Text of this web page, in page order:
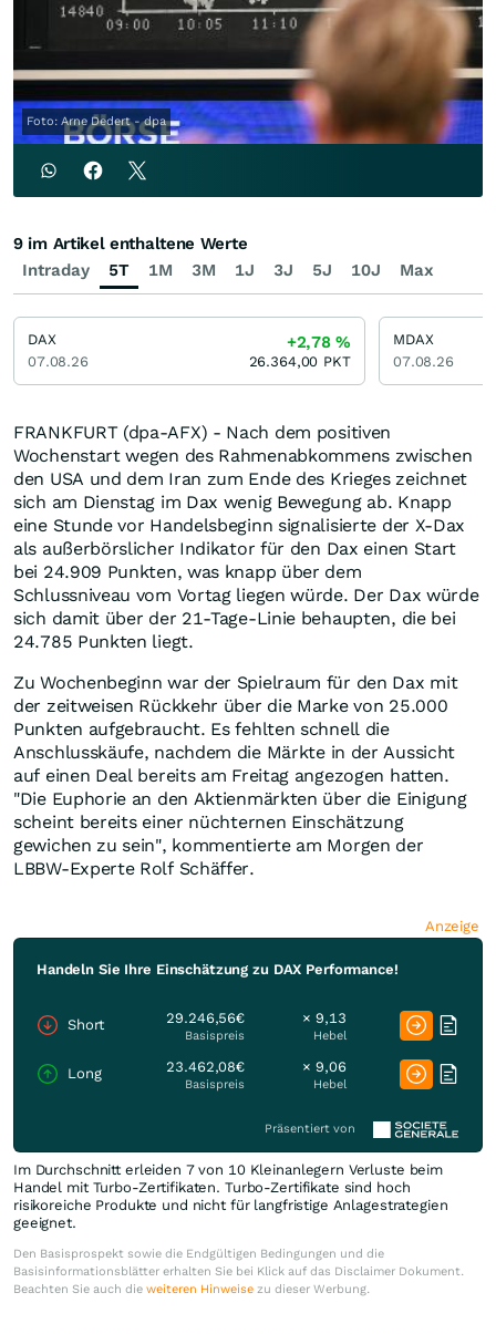
Foto: Arne Dedert - dpa
FRANKFURT (dpa-AFX) - Nach dem positiven
Wochenstart wegen des Rahmenabkommens zwischen
den USA und dem Iran zum Ende des Krieges zeichnet
sich am Dienstag im Dax wenig Bewegung ab. Knapp
eine Stunde vor Handelsbeginn signalisierte der X-Dax
als außerbörslicher Indikator für den Dax einen Start
bei 24.909 Punkten, was knapp über dem
Schlussniveau vom Vortag liegen würde. Der Dax würde
sich damit über der 21-Tage-Linie behaupten, die bei
24.785 Punkten liegt.
Zu Wochenbeginn war der Spielraum für den Dax mit
der zeitweisen Rückkehr über die Marke von 25.000
Punkten aufgebraucht. Es fehlten schnell die
Anschlusskäufe, nachdem die Märkte in der Aussicht
auf einen Deal bereits am Freitag angezogen hatten.
"Die Euphorie an den Aktienmärkten über die Einigung
scheint bereits einer nüchternen Einschätzung
gewichen zu sein", kommentierte am Morgen der
LBBW-Experte Rolf Schäffer.
Anzeige
Handeln Sie Ihre Einschätzung zu DAX Performance!
Short 29.246,56€
Basispreis
× 9,13
Hebel
Long 23.462,08€
Basispreis
× 9,06
Hebel
Präsentiert von
Im Durchschnitt erleiden 7 von 10 Kleinanlegern Verluste beim
Handel mit Turbo-Zertifikaten. Turbo-Zertifikate sind hoch
risikoreiche Produkte und nicht für langfristige Anlagestrategien
geeignet.
Den Basisprospekt sowie die Endgültigen Bedingungen und die
Basisinformationsblätter erhalten Sie bei Klick auf das Disclaimer Dokument.
Beachten Sie auch die weiteren Hinweise zu dieser Werbung.
Intraday 5T 1M 3M 1J 3J 5J 10J Max
9 im Artikel enthaltene Werte
DAX
07.08.26
+2,78%
26.364,00 PKT
MDAX
07.08.26